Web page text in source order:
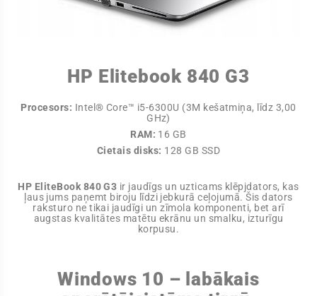
HP Elitebook 840 G3
Procesors: Intel® Core™ i5-6300U (3M kešatmiņa, līdz 3,00
GHz)
RAM: 16 GB
Cietais disks: 128 GB SSD
HP EliteBook 840 G3 ir jaudīgs un uzticams klēpjdators, kas
ļaus jums paņemt biroju līdzi jebkurā ceļojumā. Šis dators
raksturo ne tikai jaudīgi un zīmola komponenti, bet arī
augstas kvalitātes matētu ekrānu un smalku, izturīgu
korpusu.
Windows 10 – labākais